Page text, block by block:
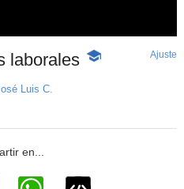
laborales -
Ajuste
Luis C.